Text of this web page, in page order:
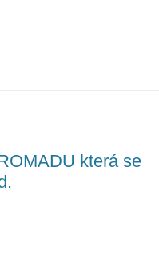
která se